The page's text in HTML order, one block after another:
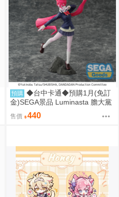
預購 ◆台中卡通◆預購1月(免訂
金)SEGA景品 Luminasta 膽大黨
愛羅 變身版 0826
售價 440